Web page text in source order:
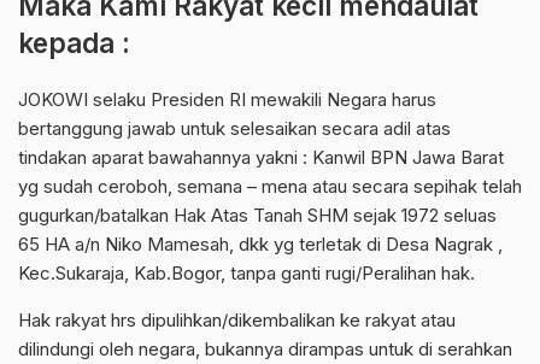
kepada :
JOKOWI selaku Presiden RI mewakili Negara harus
bertanggung jawab untuk selesaikan secara adil atas
tindakan aparat bawahannya yakni : Kanwil BPN Jawa Barat
yg sudah ceroboh, semana – mena atau secara sepihak telah
gugurkan/batalkan Hak Atas Tanah SHM sejak 1972 seluas
65 HA a/n Niko Mamesah, dkk yg terletak di Desa Nagrak ,
Kec.Sukaraja, Kab.Bogor, tanpa ganti rugi/Peralihan hak.
Hak rakyat hrs dipulihkan/dikembalikan ke rakyat atau
dilindungi oleh negara, bukannya dirampas untuk di serahkan